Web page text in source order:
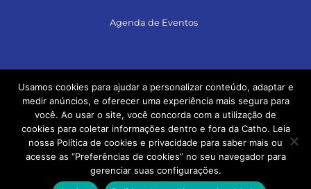
Agenda de Eventos
Usamos cookies para ajudar a personalizar conteúdo, adaptar e
medir anúncios, e oferecer uma experiência mais segura para
você. Ao usar o site, você concorda com a utilização de
cookies para coletar informações dentro e fora da Catho. Leia
nossa Política de cookies e privacidade para saber mais ou
acesse as “Preferências de cookies” no seu navegador para
gerenciar suas configurações.